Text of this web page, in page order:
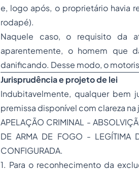
e, logo após, o proprietário havia
rodapé).
Naquele caso, o requisito da
aparentemente, o homem que
danificando. Desse modo, o
Jurisprudência e projeto de lei
Indubitavelmente, qualquer bem
premissa disponível com clareza
APELAÇÃO CRIMINAL -
DE ARMA DE FOGO - LEGÍTIMA
CONFIGURADA.
1. Para o reconhecimento da